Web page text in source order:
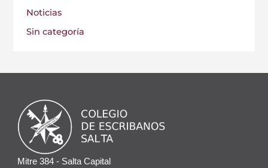
Noticias
Sin categoría
Mitre 384 - Salta Capital